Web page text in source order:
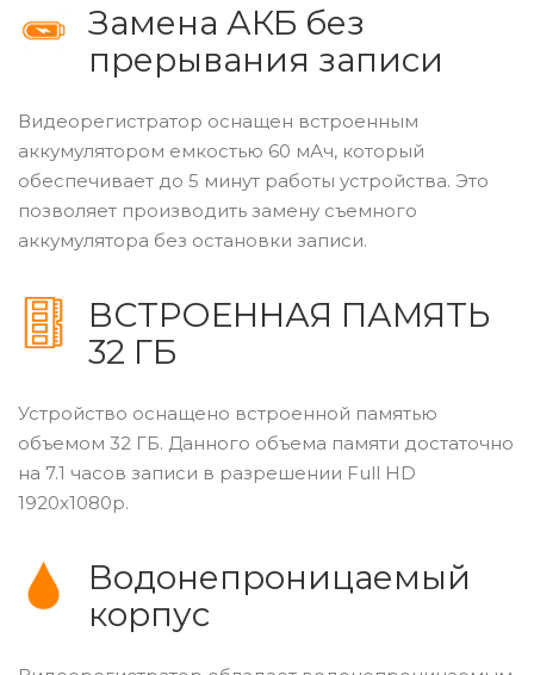
Замена АКБ без
прерывания записи
Видеорегистратор оснащен встроенным
аккумулятором емкостью 60 мАч, который
обеспечивает до 5 минут работы устройства. Это
позволяет производить замену съемного
аккумулятора без остановки записи.
ВСТРОЕННАЯ ПАМЯТЬ
32 ГБ
Устройство оснащено встроенной памятью
объемом 32 ГБ. Данного объема памяти достаточно
на 7.1 часов записи в разрешении Full HD
1920x1080p.
Водонепроницаемый
корпус